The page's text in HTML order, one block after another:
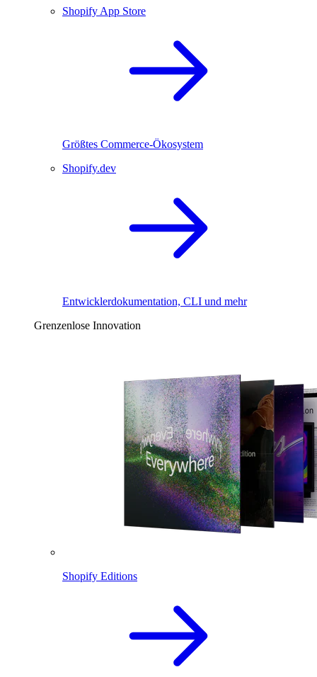
Shopify App Store
Größtes Commerce-Ökosystem
Shopify.dev
Entwicklerdokumentation, CLI und mehr
Grenzenlose Innovation
Shopify Editions